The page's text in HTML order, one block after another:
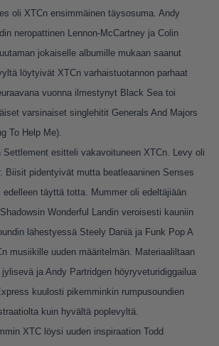
oli XTCn ensimmäinen täysosuma. Andy
neropattinen Lennon-McCartney ja Colin
jokaiselle albumille mukaan saanut
löytyivät XTCn varhaistuotannon parhaat
vuonna ilmestynyt Black Sea toi
varsinaiset singlehitit Generals And Majors
To Help Me).
Settlement esitteli vakavoituneen XTCn. Levy oli
Biisit pidentyivät mutta beatleaaninen Senses
täyttä totta. Mummer oli edeltäjiään
Wonderful Landin veroisesti kauniin
lähestyessä Steely Daniä ja Funk Pop A
musiikille uuden määritelmän. Materiaaliltaan
ja Andy Partridgen höyryveturidiggailua
kuulosti pikemminkin rumpusoundien
kuin hyvältä poplevyltä.
XTC löysi uuden inspiraation Todd